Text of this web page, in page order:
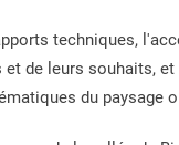
techniques,
et de leurs souhaits,
du paysage